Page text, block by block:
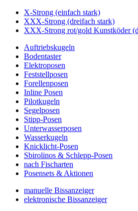
X-Strong (einfach stark)
XXX-Strong (dreifach stark)
XXX-Strong rot/gold Kunstköder
Auftriebskugeln
Bodentaster
Elektroposen
Feststellposen
Forellenposen
Inline Posen
Pilotkugeln
Segelposen
Stipp-Posen
Unterwasserposen
Wasserkugeln
Knicklicht-Posen
Sbirolinos & Schlepp-Posen
nach Fischarten
Posensets & Aktionen
manuelle Bissanzeiger
elektronische Bissanzeiger